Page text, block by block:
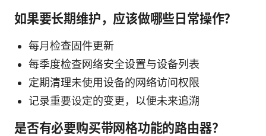
如果要长期维护，应该做哪些日常操作？
每月检查固件更新
每季度检查网络安全设置与设备列表
定期清理未使用设备的网络访问权限
记录重要设定的变更，以便未来追溯
是否有必要购买带网格功能的路由器？